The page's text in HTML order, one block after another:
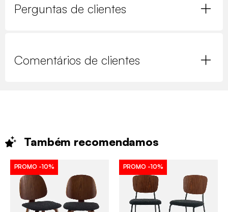
Perguntas de clientes
Comentários de clientes
Também recomendamos
PROMO -10% PROMO -10%